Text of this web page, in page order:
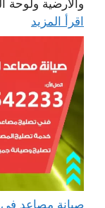
والأرضية ولوحة
اقرأ المزيد